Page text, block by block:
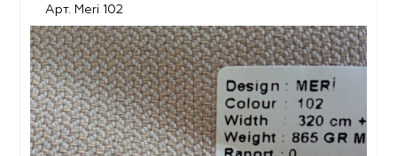
Арт. Meri 102